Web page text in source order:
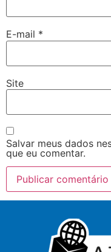
E-mail *
Site
Salvar meus dados
que eu comentar.